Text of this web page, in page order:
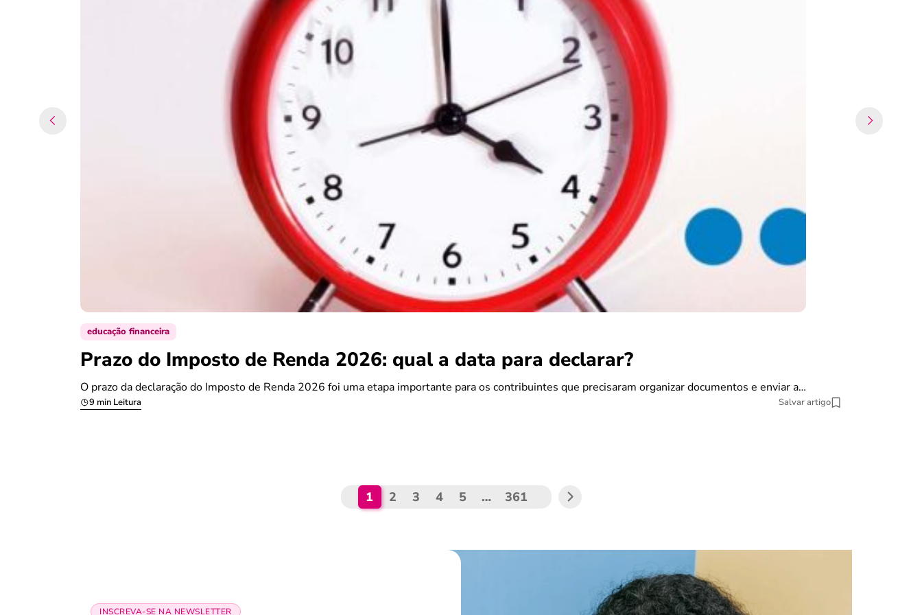
educação financeira
Prazo do Imposto de Renda 2026: qual a data para declarar?
O prazo da declaração do Imposto de Renda 2026 foi uma etapa importante para os contribuintes que precisaram organizar documentos e enviar a…
9 min Leitura Salvar artigo
1 2 3 4 5 … 361
INSCREVA-SE NA NEWSLETTER